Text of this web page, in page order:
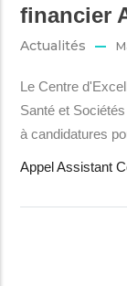
financier
Actualités
Le Centre
Santé et
à candidatures
Appel Assistant